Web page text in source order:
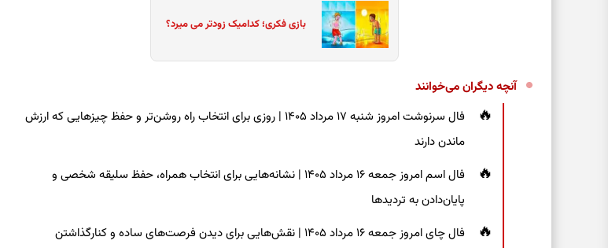
بازی فکری؛ کدامیک زودتر می میرد؟
آنچه دیگران می‌خوانند
فال سرنوشت امروز شنبه ۱۷ مرداد ۱۴۰۵ | روزی برای انتخاب راه روشن‌تر و حفظ چیزهایی که ارزش
ماندن دارند
فال اسم امروز جمعه ۱۶ مرداد ۱۴۰۵ | نشانه‌هایی برای انتخاب همراه، حفظ سلیقه شخصی و
پایان‌دادن به تردیدها
فال چای امروز جمعه ۱۶ مرداد ۱۴۰۵ | نقش‌هایی برای دیدن فرصت‌های ساده و کنارگذاشتن